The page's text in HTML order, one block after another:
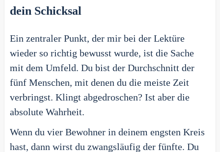
dein Schicksal
Ein zentraler Punkt, der mir bei der Lektüre
wieder so richtig bewusst wurde, ist die Sache
mit dem Umfeld. Du bist der Durchschnitt der
fünf Menschen, mit denen du die meiste Zeit
verbringst. Klingt abgedroschen? Ist aber die
absolute Wahrheit.
Wenn du vier Bewohner in deinem engsten Kreis
hast, dann wirst du zwangsläufig der fünfte. Du